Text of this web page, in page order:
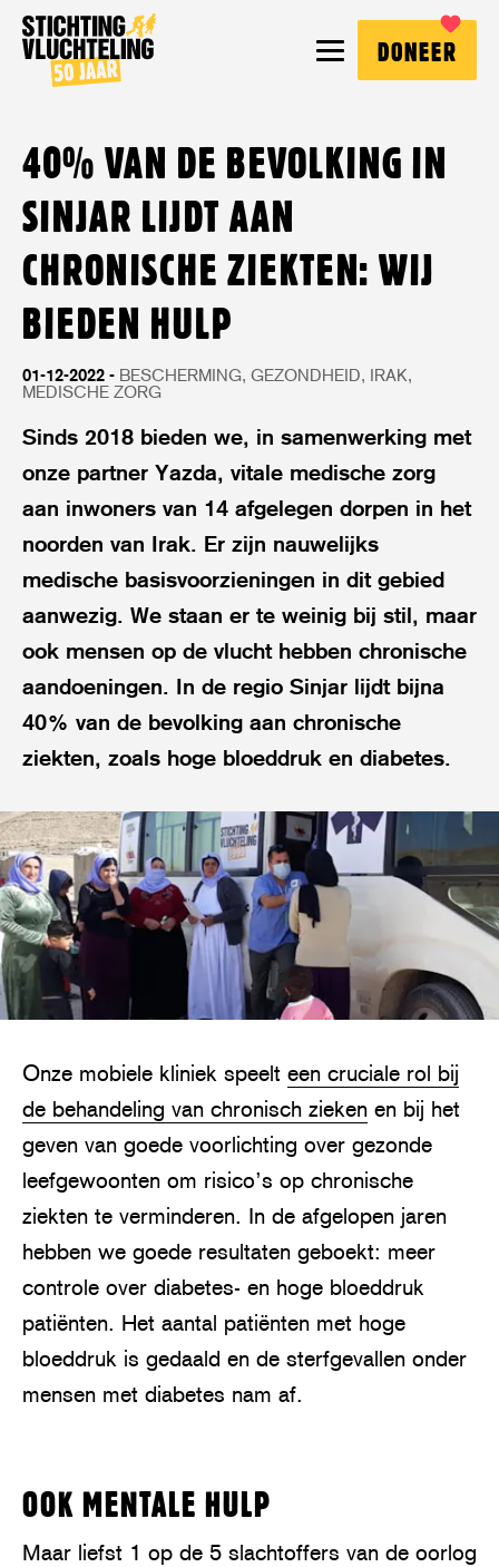
DONEER
40% VAN DE BEVOLKING IN
SINJAR LIJDT AAN
CHRONISCHE ZIEKTEN: WIJ
BIEDEN HULP
01-12-2022 BESCHERMING GEZONDHEID IRAK
MEDISCHE ZORG
Sinds 2018 bieden we, in samenwerking met
onze partner Yazda, vitale medische zorg
aan inwoners van 14 afgelegen dorpen in het
noorden van Irak. Er zijn nauwelijks
medische basisvoorzieningen in dit gebied
aanwezig. We staan er te weinig bij stil, maar
ook mensen op de vlucht hebben chronische
aandoeningen. In de regio Sinjar lijdt bijna
40% van de bevolking aan chronische
ziekten, zoals hoge bloeddruk en diabetes.
Onze mobiele kliniek speelt een cruciale rol bij
de behandeling van chronisch zieken en bij het
geven van goede voorlichting over gezonde
leefgewoonten om risico’s op chronische
ziekten te verminderen. In de afgelopen jaren
hebben we goede resultaten geboekt: meer
controle over diabetes- en hoge bloeddruk
patiënten. Het aantal patiënten met hoge
bloeddruk is gedaald en de sterfgevallen onder
mensen met diabetes nam af.
OOK MENTALE HULP
Maar liefst 1 op de 5 slachtoffers van de oorlog